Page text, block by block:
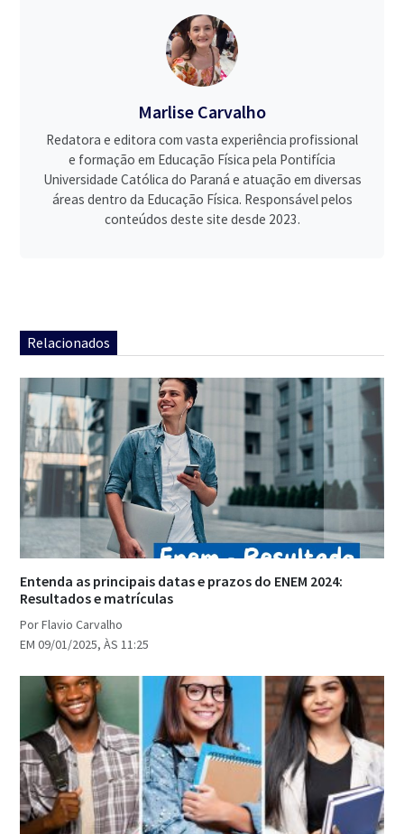
Marlise Carvalho
Redatora e editora com vasta experiência profissional
e formação em Educação Física pela Pontifícia
Universidade Católica do Paraná e atuação em diversas
áreas dentro da Educação Física. Responsável pelos
conteúdos deste site desde 2023.
Relacionados
Entenda as principais datas e prazos do ENEM 2024:
Resultados e matrículas
Por Flavio Carvalho
EM 09/01/2025, ÀS 11:25